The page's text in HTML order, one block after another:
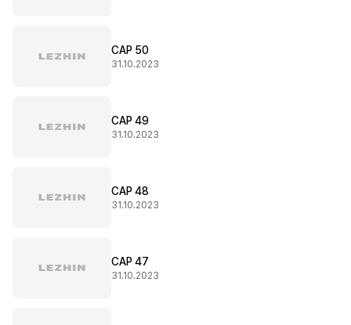
CAP 50
31.10.2023
CAP 49
31.10.2023
CAP 48
31.10.2023
CAP 47
31.10.2023